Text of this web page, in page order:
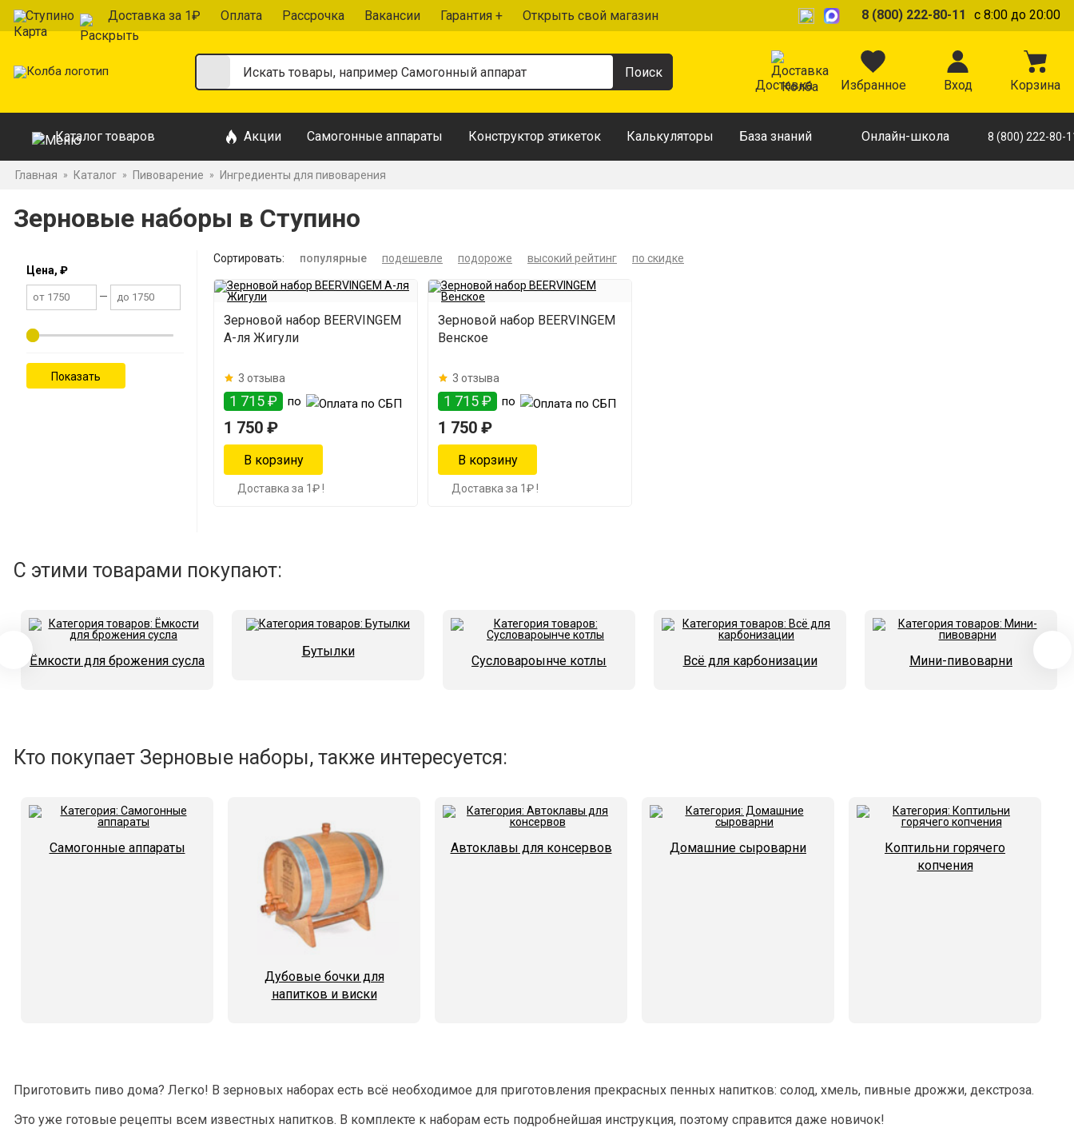
Ступино Доставка за 1₽ Оплата Рассрочка Вакансии Гарантия + Открыть свой магазин 8 (800) 222-80-11 с 8:00 до 20:00
Доставка Избранное Вход Корзина
Каталог товаров Акции Самогонные аппараты Конструктор этикеток Калькуляторы База знаний Онлайн-школа 8 (800) 222-80-
Главная » Каталог » Пивоварение » Ингредиенты для пивоварения
Зерновые наборы в Ступино
Цена, ₽
—
Сортировать: популярные подешевле подороже высокий рейтинг по скидке
Зерновой набор BEERVINGEM
А-ля Жигули
3 отзыва
1 715 ₽ по
1 750 ₽
Доставка за 1₽ !
Зерновой набор BEERVINGEM
Венское
3 отзыва
1 715 ₽ по
1 750 ₽
Доставка за 1₽ !
С этими товарами покупают:
Ёмкости для брожения сусла
Бутылки
Сусловароынче котлы Всё для карбонизации Мини-пивоварни
Кто покупает Зерновые наборы, также интересуется:
Самогонные аппараты
Дубовые бочки для
напитков и виски
Автоклавы для консервов Домашние сыроварни
Коптильни горячего
копчения
Приготовить пиво дома? Легко! В зерновых наборах есть всё необходимое для приготовления прекрасных пенных напитков: солод, хмель, пивные дрожжи, декстроза.
Это уже готовые рецепты всем известных напитков. В комплекте к наборам есть подробнейшая инструкция, поэтому справится даже новичок!